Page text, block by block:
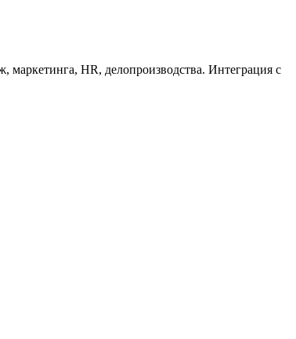
маркетинга, HR, делопроизводства. Интеграция с